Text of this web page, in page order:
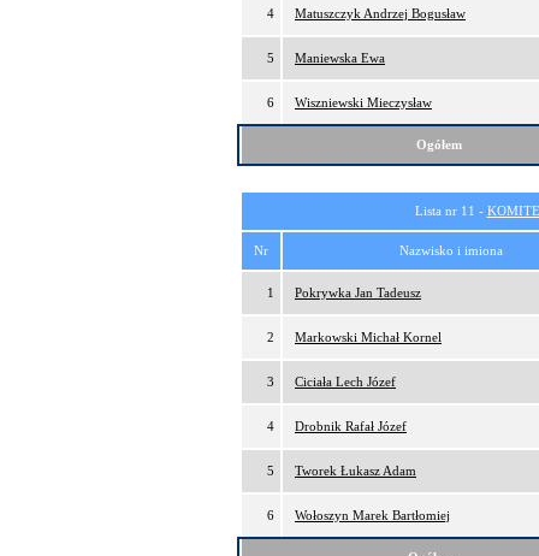
4 Matuszczyk Andrzej Bogusław
5 Maniewska Ewa
6 Wiszniewski Mieczysław
Ogółem
Lista nr 11 -
Nr Nazwisko i imiona
1 Pokrywka Jan Tadeusz
2 Markowski Michał Kornel
3 Ciciała Lech Józef
4 Drobnik Rafał Józef
5 Tworek Łukasz Adam
6 Wołoszyn Marek Bartłomiej